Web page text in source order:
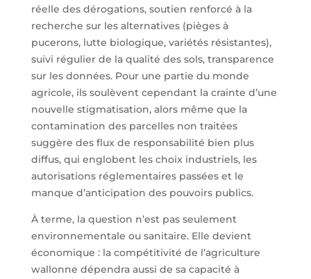
réelle des dérogations, soutien renforcé à la
recherche sur les alternatives (pièges à
pucerons, lutte biologique, variétés résistantes),
suivi régulier de la qualité des sols, transparence
sur les données. Pour une partie du monde
agricole, ils soulèvent cependant la crainte d’une
nouvelle stigmatisation, alors même que la
contamination des parcelles non traitées
suggère des flux de responsabilité bien plus
diffus, qui englobent les choix industriels, les
autorisations réglementaires passées et le
manque d’anticipation des pouvoirs publics.
À terme, la question n’est pas seulement
environnementale ou sanitaire. Elle devient
économique : la compétitivité de l’agriculture
wallonne dépendra aussi de sa capacité à